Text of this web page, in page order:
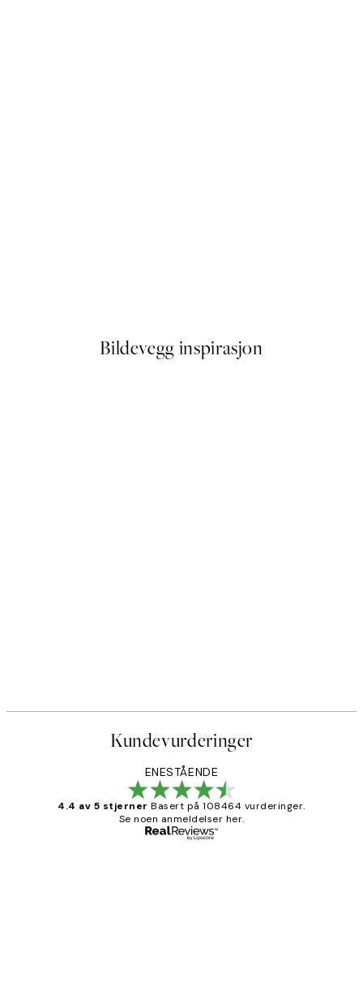
Bildevegg inspirasjon
Kundevurderinger
ENESTÅENDE
4.4 av 5 stjerner Basert på 108464 vurderinger.
Se noen anmeldelser her.